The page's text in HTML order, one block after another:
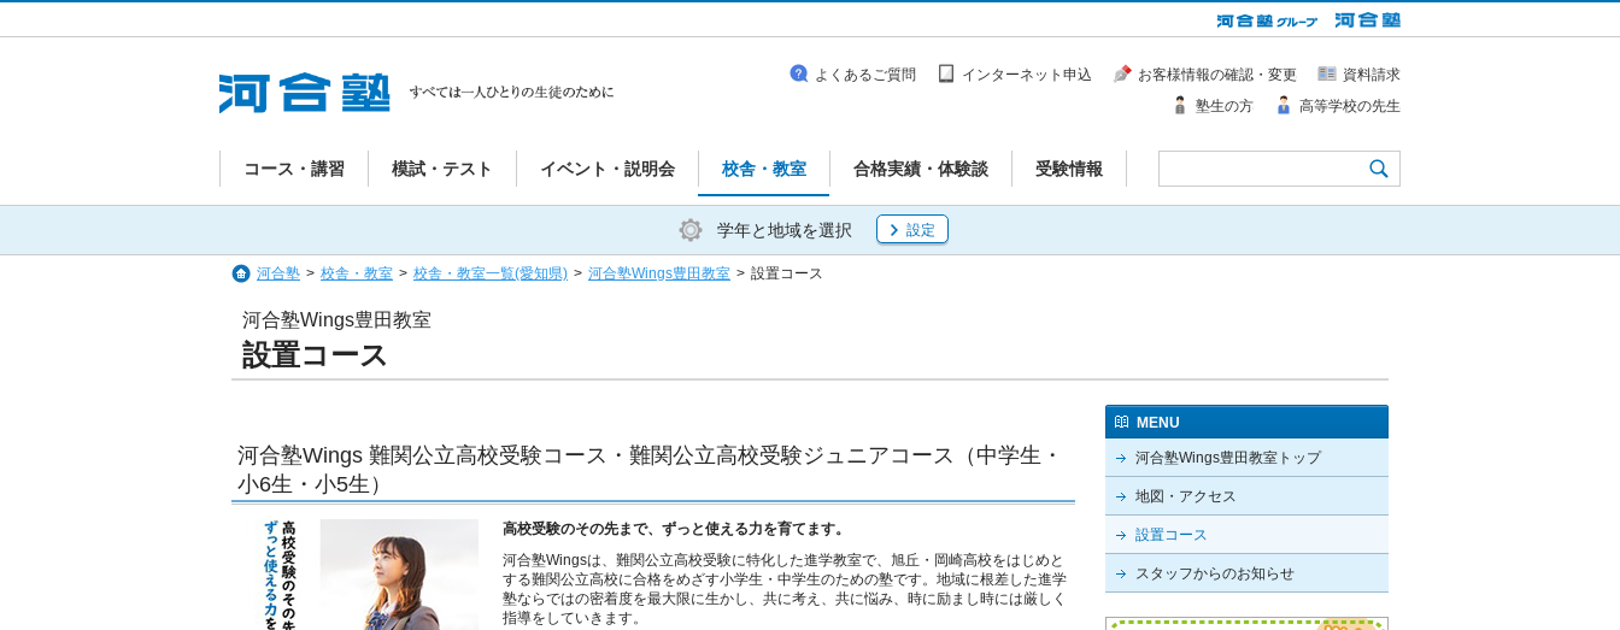
コース・講習 模試・テスト イベント・説明会 校舎・教室 合格実績・体験談 受験情報
よくあるご質問 インターネット申込 お客様情報の確認・変更
資料請求
塾生の方
高等学校の先生
学年と地域を選択 設定
河合塾 > 校舎・教室 > 校舎・教室一覧(愛知県) > 河合塾Wings豊田教室 > 設置コース
設置コース
河合塾Wings豊田教室
河合塾Wings 難関公立高校受験コース・難関公立高校受験ジュニアコース（中学生・
小6生・小5生）
高校受験のその先まで、ずっと使える力を育てます。
河合塾Wingsは、難関公立高校受験に特化した進学教室で、旭丘・岡崎高校をはじめと
する難関公立高校に合格をめざす小学生・中学生のための塾です。地域に根差した進学
塾ならではの密着度を最大限に生かし、共に考え、共に悩み、時に励まし時には厳しく
指導をしていきます。
MENU
河合塾Wings豊田教室トップ
地図・アクセス
設置コース
スタッフからのお知らせ